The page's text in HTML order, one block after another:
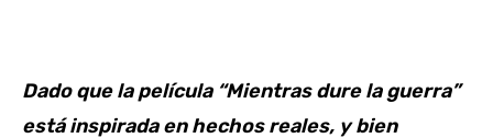
Dado que la película “Mientras dure la guerra”
está inspirada en hechos reales, y bien